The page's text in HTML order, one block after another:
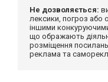
Не дозволяється:
лексики, погроз або
іншими
що ображають
розміщення
реклама та